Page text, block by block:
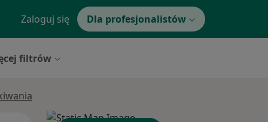
Zaloguj się Dla profesjonalistów
filtrów